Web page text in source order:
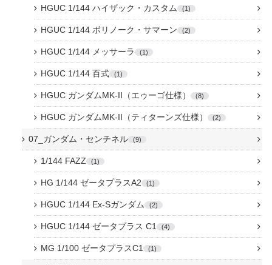
HGUC 1/144 ハイザック・カスタム 1
HGUC 1/144 ボリノーク・サマーン 2
HGUC 1/144 メッサーラ 1
HGUC 1/144 百式 1
HGUC ガンダムMK-II（エゥーゴ仕様） 8
HGUC ガンダムMK-II（ティターンズ仕様） 2
07_ガンダム・センチネル 9
1/144 FAZZ 1
HG 1/144 ゼータプラスA2 1
HGUC 1/144 Ex-Sガンダム 2
HGUC 1/144 ゼータプラス C1 4
MG 1/100 ゼータプラスC1 1